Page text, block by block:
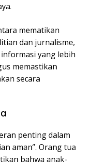
mematikan
dan jurnalisme,
yang lebih
memastikan
secara
penting dalam
aman”. Orang tua
bahwa anak-